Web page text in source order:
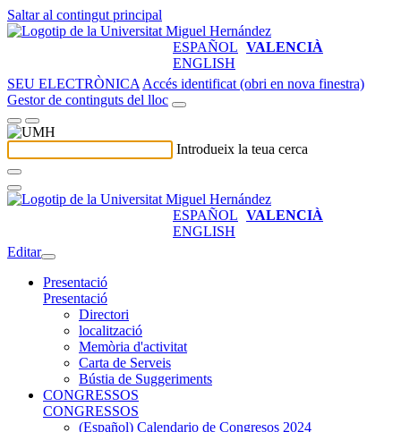
Saltar al contingut principal
ESPAÑOL VALENCIÀ
ENGLISH
SEU ELECTRÒNICA Accés identificat (obri en nova finestra)
Gestor de continguts del lloc
Introdueix la teua cerca
ESPAÑOL VALENCIÀ
ENGLISH
Editar
Presentació
Presentació
Directori
localització
Memòria d'activitat
Carta de Serveis
Bústia de Suggeriments
CONGRESSOS
CONGRESSOS
(Español) Calendario de Congresos 2024